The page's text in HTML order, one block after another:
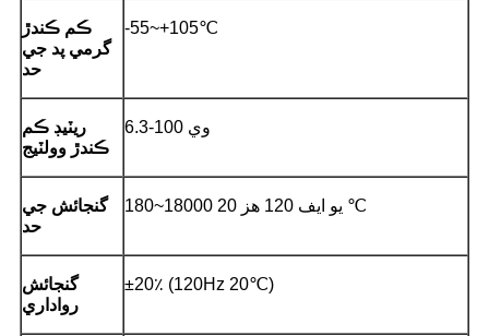
ڪم ڪندڙ
گرمي پد جي
حد
-55~+105℃
ريٽيڊ ڪم
ڪندڙ وولٽيج
6.3-100 وي
گنجائش جي
حد
180~18000 يو ايف 120 هز 20 ℃
گنجائش
رواداري
±20٪ (120Hz 20℃)